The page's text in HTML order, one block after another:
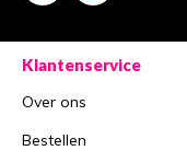
Klantenservice
Over ons
Bestellen